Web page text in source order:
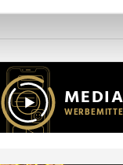
und Anzeigen
Medien,
zusammen, die